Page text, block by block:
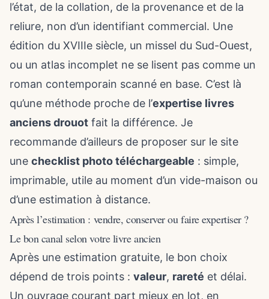
l’état, de la collation, de la provenance et de la
reliure, non d’un identifiant commercial. Une
édition du XVIIIe siècle, un missel du Sud-Ouest,
ou un atlas incomplet ne se lisent pas comme un
roman contemporain scanné en base. C’est là
qu’une méthode proche de l’expertise livres
anciens drouot fait la différence. Je
recommande d’ailleurs de proposer sur le site
une checklist photo téléchargeable : simple,
imprimable, utile au moment d’un vide-maison ou
d’une estimation à distance.
Après l’estimation : vendre, conserver ou faire expertiser ?
Le bon canal selon votre livre ancien
Après une estimation gratuite, le bon choix
dépend de trois points : valeur, rareté et délai.
Un ouvrage courant part mieux en lot, en